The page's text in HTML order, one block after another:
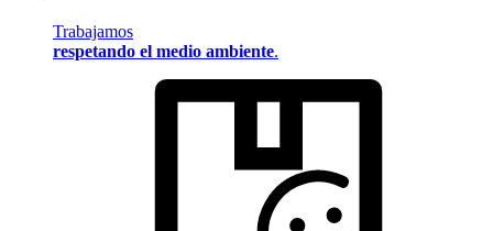
Trabajamos
respetando el medio ambiente.